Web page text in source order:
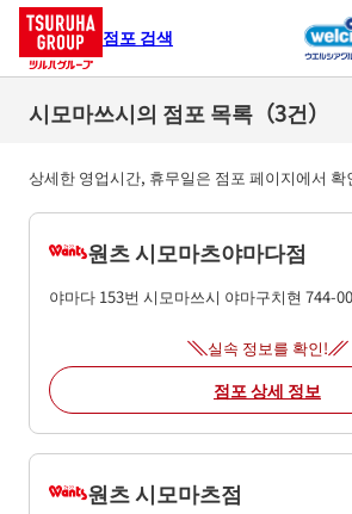
점포 검색
시모마쓰시의 점포 목록（3건）
상세한 영업시간, 휴무일은 점포 페이지에서 확
원츠 시모마츠야마다점
야마다 153번 시모마쓰시 야마구치현 744-
실속 정보를 확인!
점포 상세 정보
원츠 시모마츠점